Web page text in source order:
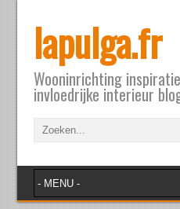
lapulga.fr
Wooninrichting
invloedrijke interieur